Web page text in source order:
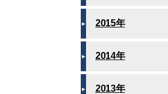
2015年
2014年
2013年